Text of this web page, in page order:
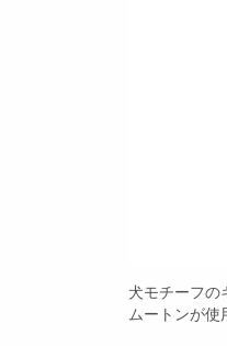
犬モチーフの
ムートンが使